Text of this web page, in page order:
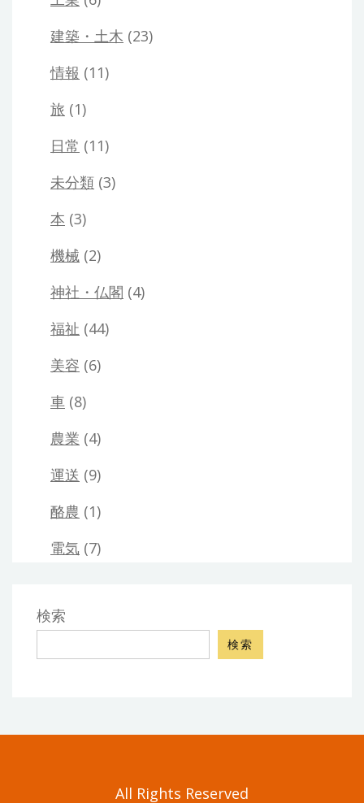
建築・土木 (23)
情報 (11)
旅 (1)
日常 (11)
未分類 (3)
本 (3)
機械 (2)
神社・仏閣 (4)
福祉 (44)
美容 (6)
車 (8)
農業 (4)
運送 (9)
酪農 (1)
電気 (7)
検索
検索
All Rights Reserved